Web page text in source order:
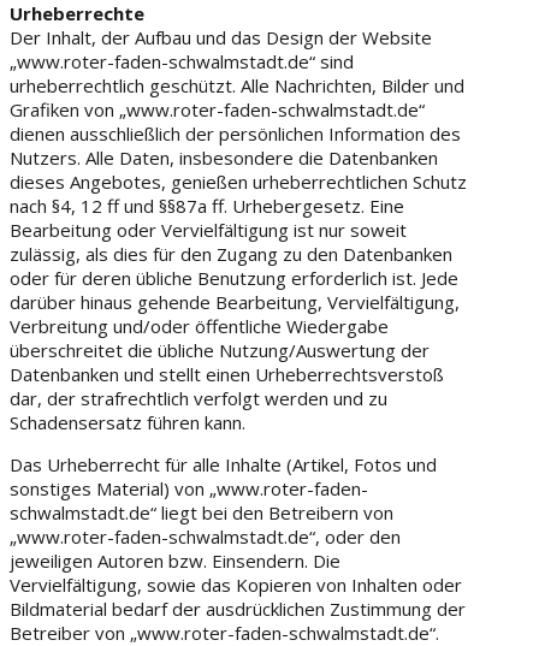
Urheberrechte
Der Inhalt, der Aufbau und das Design der Website
„www.roter-faden-schwalmstadt.de“ sind
urheberrechtlich geschützt. Alle Nachrichten, Bilder und
Grafiken von „www.roter-faden-schwalmstadt.de“
dienen ausschließlich der persönlichen Information des
Nutzers. Alle Daten, insbesondere die Datenbanken
dieses Angebotes, genießen urheberrechtlichen Schutz
nach §4, 12 ff und §§87a ff. Urhebergesetz. Eine
Bearbeitung oder Vervielfältigung ist nur soweit
zulässig, als dies für den Zugang zu den Datenbanken
oder für deren übliche Benutzung erforderlich ist. Jede
darüber hinaus gehende Bearbeitung, Vervielfältigung,
Verbreitung und/oder öffentliche Wiedergabe
überschreitet die übliche Nutzung/Auswertung der
Datenbanken und stellt einen Urheberrechtsverstoß
dar, der strafrechtlich verfolgt werden und zu
Schadensersatz führen kann.
Das Urheberrecht für alle Inhalte (Artikel, Fotos und
sonstiges Material) von „www.roter-faden-
schwalmstadt.de“ liegt bei den Betreibern von
„www.roter-faden-schwalmstadt.de“, oder den
jeweiligen Autoren bzw. Einsendern. Die
Vervielfältigung, sowie das Kopieren von Inhalten oder
Bildmaterial bedarf der ausdrücklichen Zustimmung der
Betreiber von „www.roter-faden-schwalmstadt.de“.